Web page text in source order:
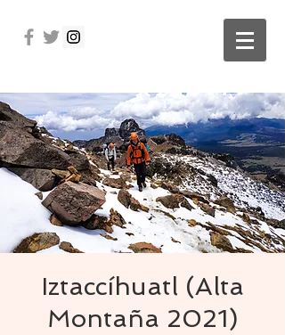
Iztaccíhuatl (Alta
Montaña 2021)